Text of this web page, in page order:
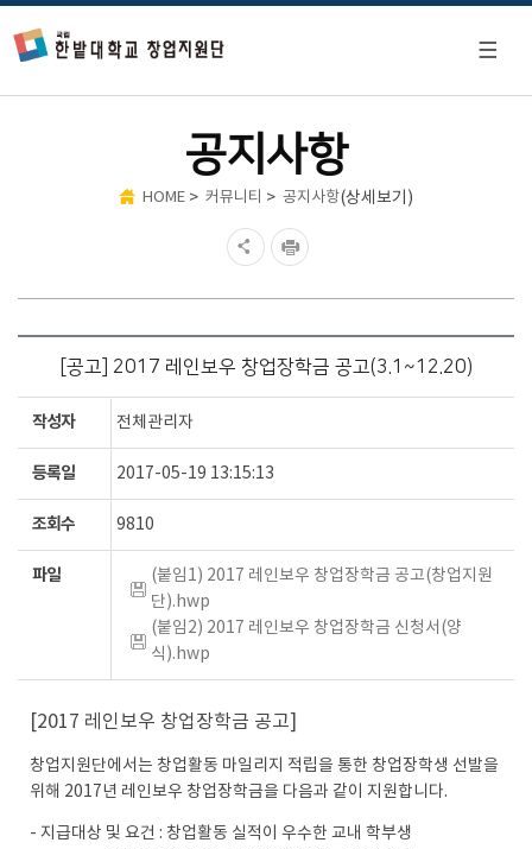
공지사항
HOME > 커뮤니티 > 공지사항(상세보기)
[공고] 2017 레인보우 창업장학금 공고(3.1~12.20)
작성자 전체관리자
등록일 2017-05-19 13:15:13
조회수 9810
파일
(붙임1) 2017 레인보우 창업장학금 공고(창업지원
단).hwp
(붙임2) 2017 레인보우 창업장학금 신청서(양
식).hwp
[2017 레인보우 창업장학금 공고]
창업지원단에서는 창업활동 마일리지 적립을 통한 창업장학생 선발을
위해 2017년 레인보우 창업장학금을 다음과 같이 지원합니다.
- 지급대상 및 요건 : 창업활동 실적이 우수한 교내 학부생